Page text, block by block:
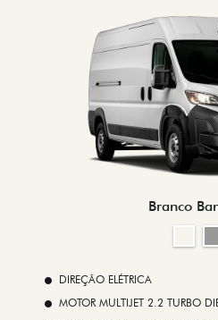
Branco
DIREÇÃO ELÉTRICA
MOTOR MULTIJET 2.2 TURBO